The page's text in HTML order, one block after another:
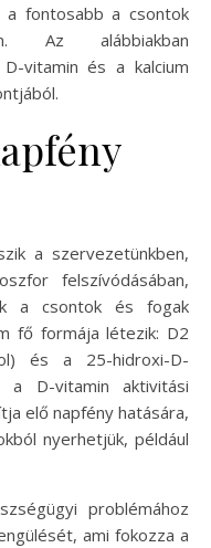
a fontosabb a csontok
Az alábbiakban
vitamin és a kalcium
a szervezetünkben,
felszívódásában,
a csontok és fogak
fő formája létezik: D2
és a 25-hidroxi-D-
D-vitamin aktivitási
elő napfény hatására,
nyerhetjük, például
problémához
ami fokozza a